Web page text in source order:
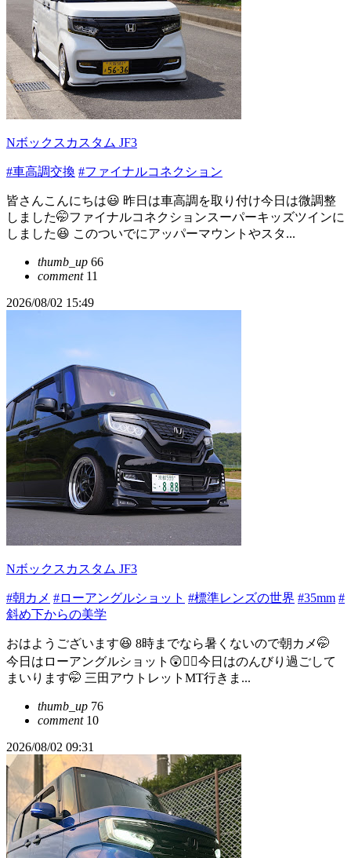
Nボックスカスタム JF3
#車高調交換 #ファイナルコネクション
皆さんこんにちは😃 昨日は車高調を取り付け今日は微調整
しました🤭ファイナルコネクションスーパーキッズツインに
しました😆 このついでにアッパーマウントやスタ...
thumb_up 66
comment11
2026/08/02 15:49
Nボックスカスタム JF3
#朝カメ #ローアングルショット #標準レンズの世界 #35mm #
斜め下からの美学
おはようございます😆 8時までなら暑くないので朝カメ🤭
今日はローアングルショット😲🧟‍♀️今日はのんびり過ごして
まいります🤭 三田アウトレットMT行きま...
thumb_up 76
comment10
2026/08/02 09:31